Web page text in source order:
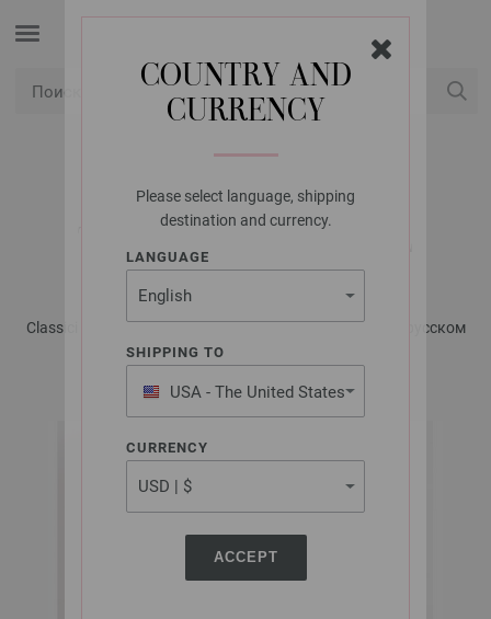
COUNTRY AND
CURRENCY
Please select language, shipping
destination and currency.
LANGUAGE
SHIPPING TO
USA - The United States
of America
CURRENCY
ACCEPT
LANA GROSSA
TOП COTTON WOOL
Classici No. 24 - Журнал на немецком, инструкции на русском
языке | Модель 12